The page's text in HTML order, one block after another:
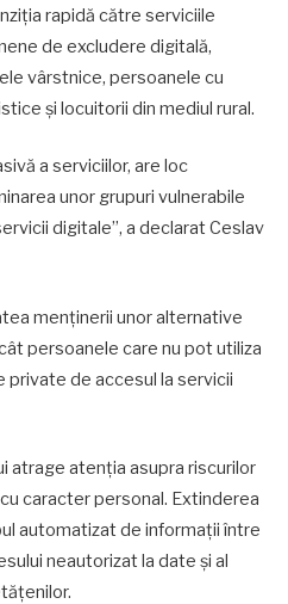
rapidă către serviciile
de excludere digitală,
vârstnice, persoanele cu
și locuitorii din mediul rural.
a serviciilor, are loc
unor grupuri vulnerabile
digitale”, a declarat Ceslav
menținerii unor alternative
persoanele care nu pot utiliza
de accesul la servicii
atrage atenția asupra riscurilor
caracter personal. Extinderea
automatizat de informații între
neautorizat la date și al